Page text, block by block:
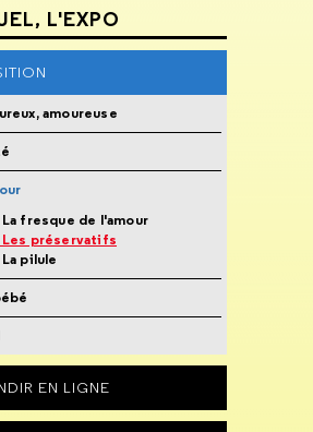
L'EXPO
amoureuse
La fresque de l'amour
Les préservatifs
pilule
EN LIGNE